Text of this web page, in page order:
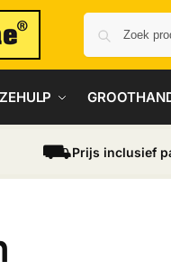
⛟Prijs inclusief